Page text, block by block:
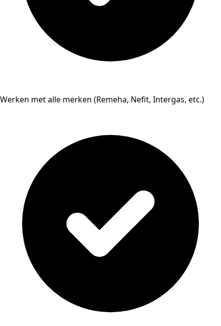
Werken met alle merken (Remeha, Nefit, Intergas, etc.)